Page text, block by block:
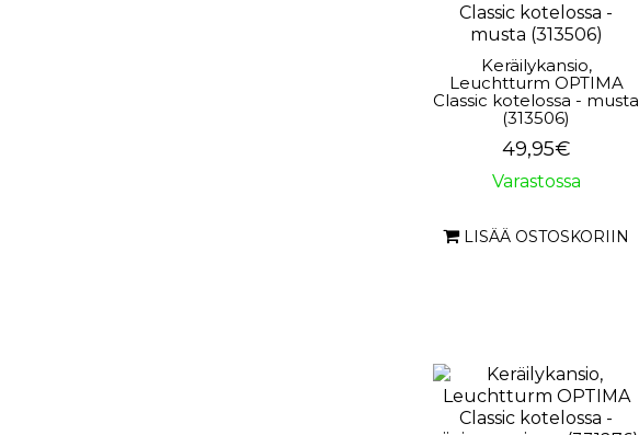
Keräilykansio,
Leuchtturm OPTIMA
Classic kotelossa - musta
(313506)
49,95€
Varastossa
LISÄÄ OSTOSKORIIN